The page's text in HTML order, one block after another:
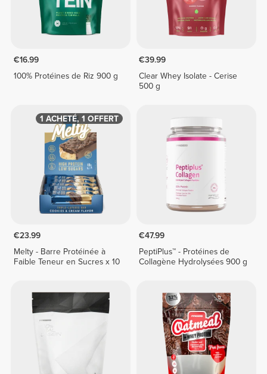
€16.99
100% Protéines de Riz 900 g
€39.99
Clear Whey Isolate - Cerise
500 g
1 ACHETÉ, 1 OFFERT
€23.99
Melty - Barre Protéinée à
Faible Teneur en Sucres x 10
€47.99
PeptiPlus™ - Protéines de
Collagène Hydrolysées 900 g